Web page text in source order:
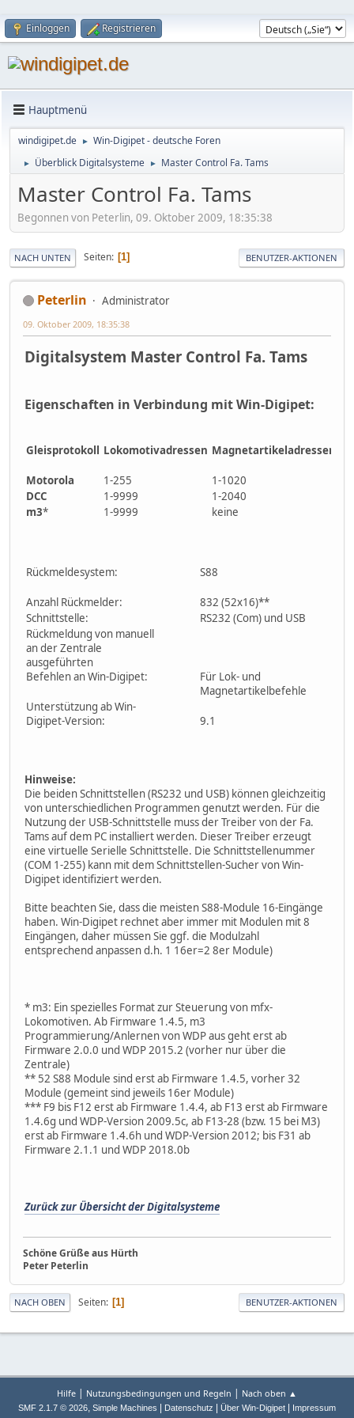
Einloggen Registrieren
Hauptmenü
windigipet.de ► Win-Digipet - deutsche Foren
► Überblick Digitalsysteme ► Master Control Fa. Tams
Master Control Fa. Tams
Begonnen von Peterlin, 09. Oktober 2009, 18:35:38
NACH UNTEN Seiten 1 BENUTZER-AKTIONEN
Peterlin Administrator
09. Oktober 2009, 18:35:38
Digitalsystem Master Control Fa. Tams
Eigenschaften in Verbindung mit Win-Digipet:
Gleisprotokoll Lokomotivadressen Magnetartikeladressen
Motorola
1-255 1-1020
DCC
1-9999 1-2040
m3* 1-9999 keine
Rückmeldesystem: S88
Anzahl Rückmelder:
832 (52x16)**
Schnittstelle:
RS232 (Com) und USB
Rückmeldung von manuell
an der Zentrale
ausgeführten
Befehlen an Win-Digipet:
Für Lok- und
Magnetartikelbefehle
Unterstützung ab Win-
Digipet-Version:
9.1
Hinweise:
Die beiden Schnittstellen (RS232 und USB) können gleichzeitig
von unterschiedlichen Programmen genutzt werden. Für die
Nutzung der USB-Schnittstelle muss der Treiber von der Fa.
Tams auf dem PC installiert werden. Dieser Treiber erzeugt
eine virtuelle Serielle Schnittstelle. Die Schnittstellenummer
(COM 1-255) kann mit dem Schnittstellen-Sucher von Win-
Digipet identifiziert werden.
Bitte beachten Sie, dass die meisten S88-Module 16-Eingänge
haben. Win-Digipet rechnet aber immer mit Modulen mit 8
Eingängen, daher müssen Sie ggf. die Modulzahl
entsprechend anpassen d.h. 1 16er=2 8er Module)
* m3: Ein spezielles Format zur Steuerung von mfx-
Lokomotiven. Ab Firmware 1.4.5, m3
Programmierung/Anlernen von WDP aus geht erst ab
Firmware 2.0.0 und WDP 2015.2 (vorher nur über die
Zentrale)
** 52 S88 Module sind erst ab Firmware 1.4.5, vorher 32
Module (gemeint sind jeweils 16er Module)
*** F9 bis F12 erst ab Firmware 1.4.4, ab F13 erst ab Firmware
1.4.6g und WDP-Version 2009.5c, ab F13-28 (bzw. 15 bei M3)
erst ab Firmware 1.4.6h und WDP-Version 2012; bis F31 ab
Firmware 2.1.1 und WDP 2018.0b
Zurück zur Übersicht der Digitalsysteme
Schöne Grüße aus Hürth
Peter Peterlin
NACH OBEN Seiten 1 BENUTZER-AKTIONEN
Hilfe Nutzungsbedingungen und Regeln Nach oben ▲
SMF 2.1.7 © 2026, Simple Machines Datenschutz Über Win-Digipet Impressum